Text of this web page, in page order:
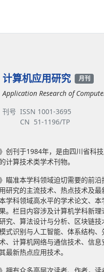
计算机应用研究 月刊
Application Research of
刊号 ISSN 1001-3695
CN 51-1196/TP
创刊于1984年，是由四川省科
计算技术类学术刊物。
瞄准本学科领域迫切需要的前沿
研究的主流技术、热点技术及最
学科领域高水平的学术论文、
。栏目内容涉及计算机学科新
究、算法设计与分析、区块链技
式识别与人工智能、体系结构、
、计算机网络与通信技术、信息
最新热点应用技术。